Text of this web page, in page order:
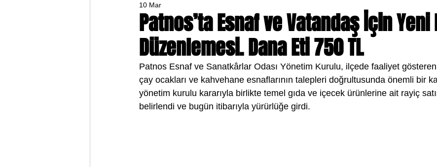
Patnos’ta Esnaf ve Vatandaş İçin Yeni
Düzenlemesi. Dana Eti 750 TL
10 Mar
Patnos Esnaf ve Sanatkârlar Odası Yönetim Kurulu, ilçede faaliyet gösteren
çay ocakları ve kahvehane esnaflarının talepleri doğrultusunda önemli bir
yönetim kurulu kararıyla birlikte temel gıda ve içecek ürünlerine ait rayiç
belirlendi ve bugün itibarıyla yürürlüğe girdi.